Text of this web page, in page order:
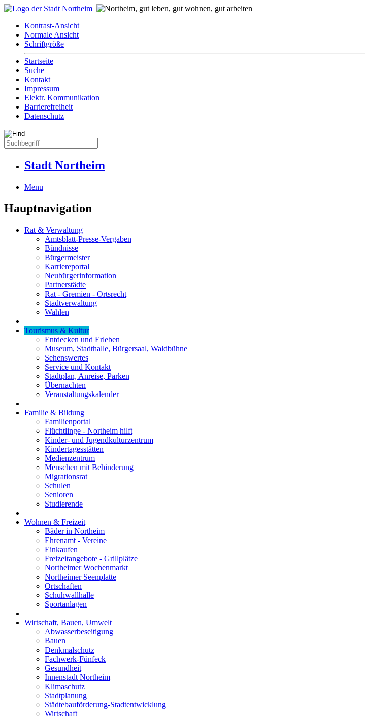
Kontrast-Ansicht
Normale Ansicht
Schriftgröße
Startseite
Suche
Kontakt
Impressum
Elektr. Kommunikation
Barrierefreiheit
Datenschutz
Stadt Northeim
Menu
Hauptnavigation
Rat & Verwaltung
Amtsblatt-Presse-Vergaben
Bündnisse
Bürgermeister
Karriereportal
Neubürgerinformation
Partnerstädte
Rat - Gremien - Ortsrecht
Stadtverwaltung
Wahlen
Tourismus & Kultur
Entdecken und Erleben
Museum, Stadthalle, Bürgersaal, Waldbühne
Sehenswertes
Service und Kontakt
Stadtplan, Anreise, Parken
Übernachten
Veranstaltungskalender
Familie & Bildung
Familienportal
Flüchtlinge - Northeim hilft
Kinder- und Jugendkulturzentrum
Kindertagesstätten
Medienzentrum
Menschen mit Behinderung
Migrationsrat
Schulen
Senioren
Studierende
Wohnen & Freizeit
Bäder in Northeim
Ehrenamt - Vereine
Einkaufen
Freizeitangebote - Grillplätze
Northeimer Wochenmarkt
Northeimer Seenplatte
Ortschaften
Schuhwallhalle
Sportanlagen
Wirtschaft, Bauen, Umwelt
Abwasserbeseitigung
Bauen
Denkmalschutz
Fachwerk-Fünfeck
Gesundheit
Innenstadt Northeim
Klimaschutz
Stadtplanung
Städtebauförderung-Stadtentwicklung
Wirtschaft